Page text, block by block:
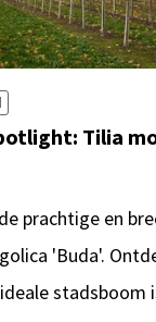
Tilia
prachtige en
'Buda'.
stadsboom